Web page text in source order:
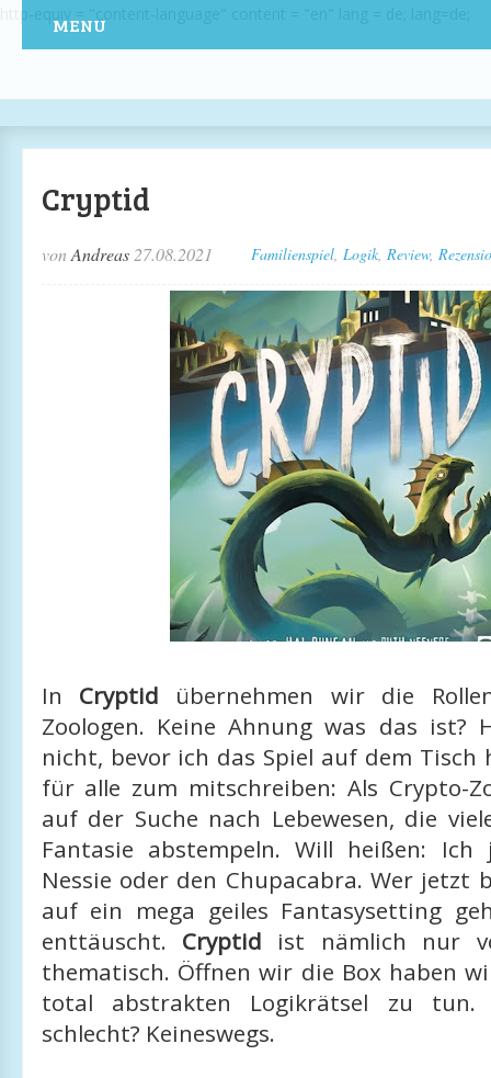
MENU
Cryptid
vonAndreas 27.08.2021 Familienspiel, Logik, Review,
In Cryptid übernehmen wir die
Zoologen. Keine Ahnung was das ist?
nicht, bevor ich das Spiel auf dem Tisch
für alle zum mitschreiben: Als Crypto-
auf der Suche nach Lebewesen, die
Fantasie abstempeln. Will heißen: Ich
Nessie oder den Chupacabra. Wer jetzt
auf ein mega geiles Fantasysetting
enttäuscht. Cryptid ist nämlich nur
thematisch. Öffnen wir die Box haben
total abstrakten Logikrätsel zu
schlecht? Keineswegs.